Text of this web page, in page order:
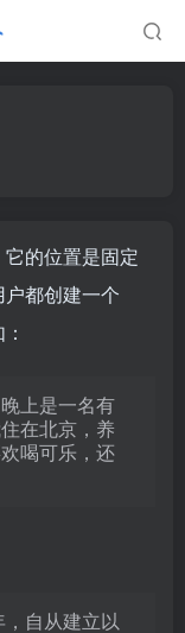
的位置是固定
都创建一个
上是一名有
在北京，养
喝可乐，还
，自从建立以